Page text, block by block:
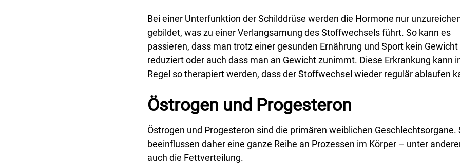
Bei einer Unterfunktion der Schilddrüse werden die Hormone nur
gebildet, was zu einer Verlangsamung des Stoffwechsels führt. So kann es
passieren, dass man trotz einer gesunden Ernährung und Sport kein Gewicht
reduziert oder auch dass man an Gewicht zunimmt. Diese Erkrankung kann
Regel so therapiert werden, dass der Stoffwechsel wieder regulär ablaufen
Östrogen und Progesteron
Östrogen und Progesteron sind die primären weiblichen Geschlechtsorgane.
beeinflussen daher eine ganze Reihe an Prozessen im Körper – unter
auch die Fettverteilung.